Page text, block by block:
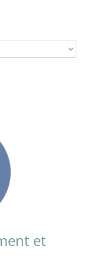
et